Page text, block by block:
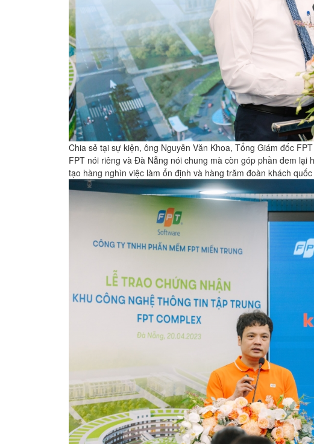
Chia sẻ tại sự kiện, ông Nguyễn Văn Khoa, Tổng Giám đốc
FPT nói riêng và Đà Nẵng nói chung mà còn góp phần đem
tạo hàng nghìn việc làm ổn định và hàng trăm đoàn khách quốc